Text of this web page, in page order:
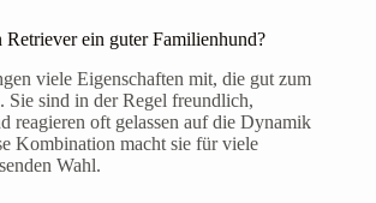
ein guter Familienhund?
viele Eigenschaften mit, die gut zum
Sie sind in der Regel freundlich,
reagieren oft gelassen auf die Dynamik
Kombination macht sie für viele
Wahl.